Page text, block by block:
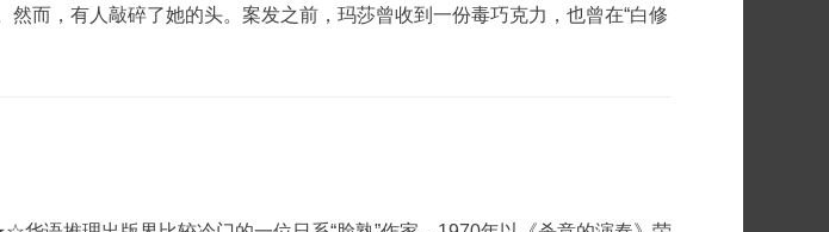
而，有人敲碎了她的头。案发之前，玛莎曾收到一份毒巧克力，也曾在“白修